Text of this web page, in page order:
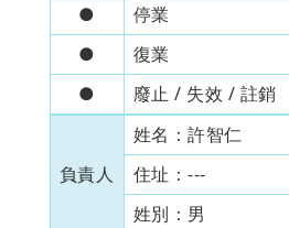
●
停業
●
復業
●
廢止 / 失效 / 註銷
負責人
姓名：許智仁
住址：---
姓別： 男